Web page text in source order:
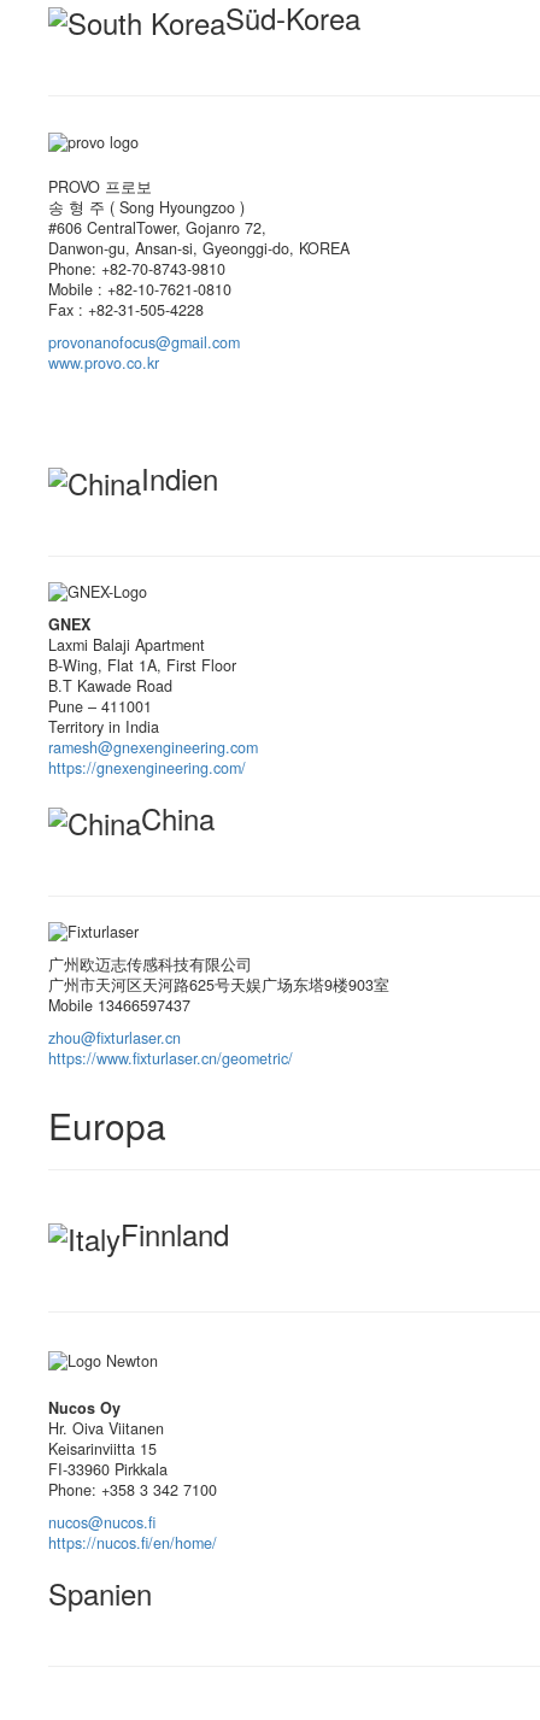
Süd-Korea
PROVO 프로보
송 형 주 ( Song Hyoungzoo )
#606 CentralTower, Gojanro 72,
Danwon-gu, Ansan-si, Gyeonggi-do, KOREA
Phone: +82-70-8743-9810
Mobile : +82-10-7621-0810
Fax : +82-31-505-4228
provonanofocus@gmail.com
www.provo.co.kr
Indien
GNEX
Laxmi Balaji Apartment
B-Wing, Flat 1A, First Floor
B.T Kawade Road
Pune – 411001
Territory in India
ramesh@gnexengineering.com
https://gnexengineering.com/
China
广州欧迈志传感科技有限公司
广州市天河区天河路625号天娱广场东塔9楼903室
Mobile 13466597437
zhou@fixturlaser.cn
https://www.fixturlaser.cn/geometric/
Europa
Finnland
Nucos Oy
Hr. Oiva Viitanen
Keisarinviitta 15
FI-33960 Pirkkala
Phone: +358 3 342 7100
nucos@nucos.fi
https://nucos.fi/en/home/
Spanien